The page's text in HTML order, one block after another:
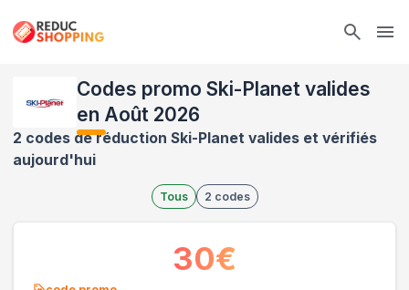
Codes promo Ski-Planet valides
en Août 2026
2 codes de réduction Ski-Planet valides et vérifiés
aujourd'hui
Tous 2 codes
30€